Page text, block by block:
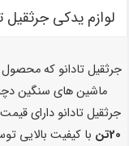
لوازم یدکی جرثقیل
جرثقیل تادانو که
ماشین های سنگین
جرثقیل تادانو دارای
20تن
با کیفیت بالایی